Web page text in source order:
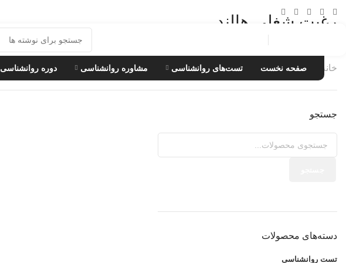
صفحه نخست تست‌های روانشناسی مشاوره روانشناسی دوره روانشناسی
رغبت شغلی هالند
خانه محصولات برچسب خورده “رغبت شغلی هالند”
جستجو
دسته‌های محصولات
تست روانشناسی